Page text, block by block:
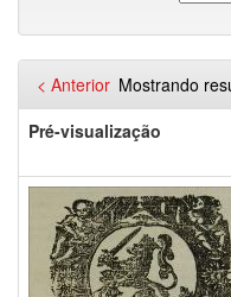
Mostrando
< Anterior
Pré-visualização